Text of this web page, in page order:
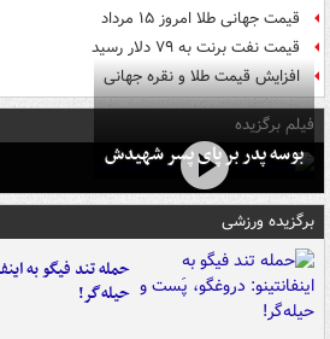
قیمت جهانی طلا امروز ۱۵ مرداد
قیمت نفت برنت به ۷۹ دلار رسید
افزایش قیمت طلا و نقره جهانی
فیلم برگزیده
بوسه‌ پدر بر پای پسر شهیدش
برگزیده ورزشی
حمله تند فیگو به
حیله‌گر!